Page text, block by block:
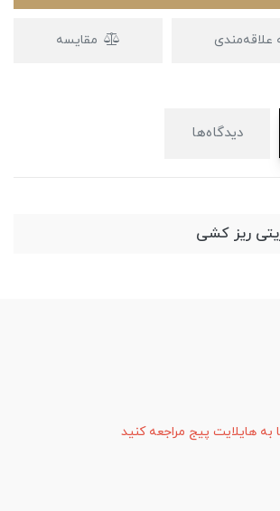
مقایسه
دیدگاه‌ها
ریز کشی
به هایلایت پیج مراجعه کنید